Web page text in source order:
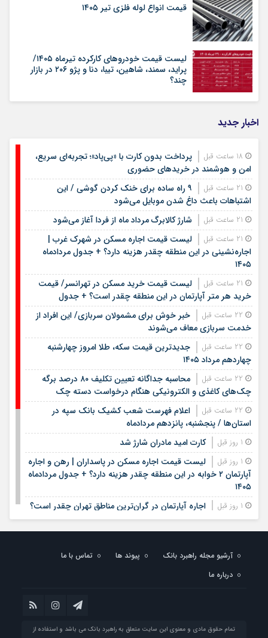
قیمت انواع لوله فلزی تیر ۱۴۰۵
لیست قیمت خودروهای کارکرده تیرماه ۱۴۰۵/
پراید، سمند، شاهین، تیبا، دنا و پژو ۲۰۶ در بازار
چند؟
اخبار جدید
پرداخت بدون کارت با «پی‌پاد»؛ تجربه‌ای سریع،
امن و هوشمند در خریدهای حضوری
۹ راه ساده برای خنک کردن گوشی / این
اشتباهات باعث داغ شدن موبایل می‌شود
شارژ کالابرگ مرداد ماه از فردا آغاز می‌شود
لیست قیمت اجاره مسکن در شهرک غرب |
اجاره‌نشینی در این منطقه چقدر هزینه دارد؟ + جدول مردادماه
۱۴۰۵
لیست قیمت خرید مسکن در تهرانسر/ قیمت
خرید هر متر آپارتمان در این منطقه چقدر است؟ + جدول
خبر خوش برای مشمولان سربازی/ این افراد از
خدمت سربازی معاف می‌شوند
جدیدترین قیمت سکه، طلا امروز چهارشنبه
چهاردهم مرداد ۱۴۰۵
محاسبه جداگانه تعیین تکلیف ۸۰ درصد برگه
چک‌های کاغذی و الکترونیکی هنگام درخواست دسته چک
اعلام فهرست شعب کشیک بانک سپه در
استان‌ها / پنجشنبه، پانزدهم مردادماه
کارت امید مادران شارژ شد
لیست قیمت اجاره مسکن در پاسداران | رهن و اجاره
آپارتمان ۲ خوابه در این منطقه چقدر هزینه دارد؟ + جدول مردادماه
۱۴۰۵
اجاره آپارتمان در گران‌ترین مناطق تهران چقدر است؟
+ جدول
آپارتمان ۱۰۰ متری در این منطقه چقدر سرمایه نیاز دارد؟ + جدول
مردادماه ۱۴۰۵
خبر مهم برای دانش‌آموزان / نتایج آزمون سمپاد و
نمونه دولتی چه زمانی اعلام می‌شود؟
آرشیو مجله راهبرد بانک پیوند ها
تماس با ما
درباره ما
تمام حقوق مادی و معنوی این سایت متعلق به راهبرد بانک می باشد و استفاده از